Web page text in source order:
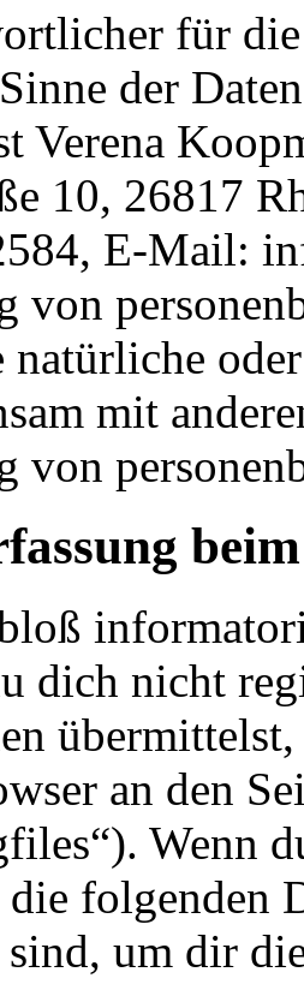
für
der
Verena
10, 26817
E-Mail:
von
natürliche
mit
von
dich nicht
an den
Wenn
folgenden
um dir